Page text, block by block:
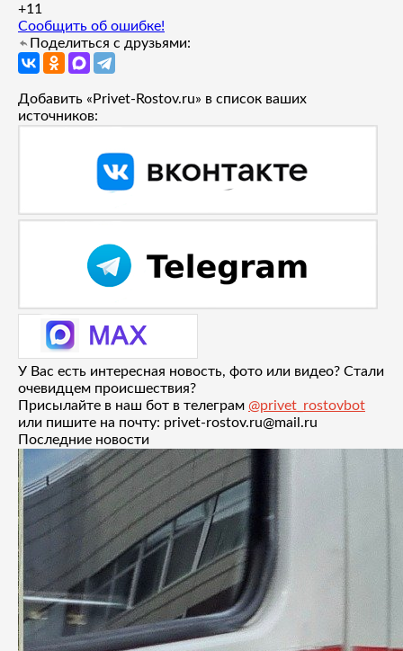
+1 1
Сообщить об ошибке!
Поделиться с друзьями:
Добавить «Privet-Rostov.ru» в список ваших
источников:
У Вас есть интересная новость, фото или видео? Стали
очевидцем происшествия?
Присылайте в наш бот в телеграм @privet_rostovbot
или пишите на почту: privet-rostov.ru@mail.ru
Последние новости